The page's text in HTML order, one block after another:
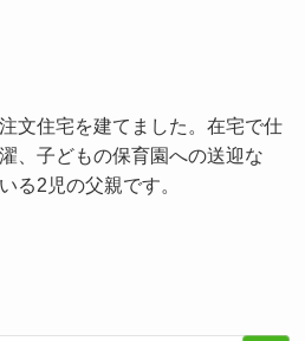
文住宅を建てました。在宅で仕
、子どもの保育園への送迎な
る2児の父親です。